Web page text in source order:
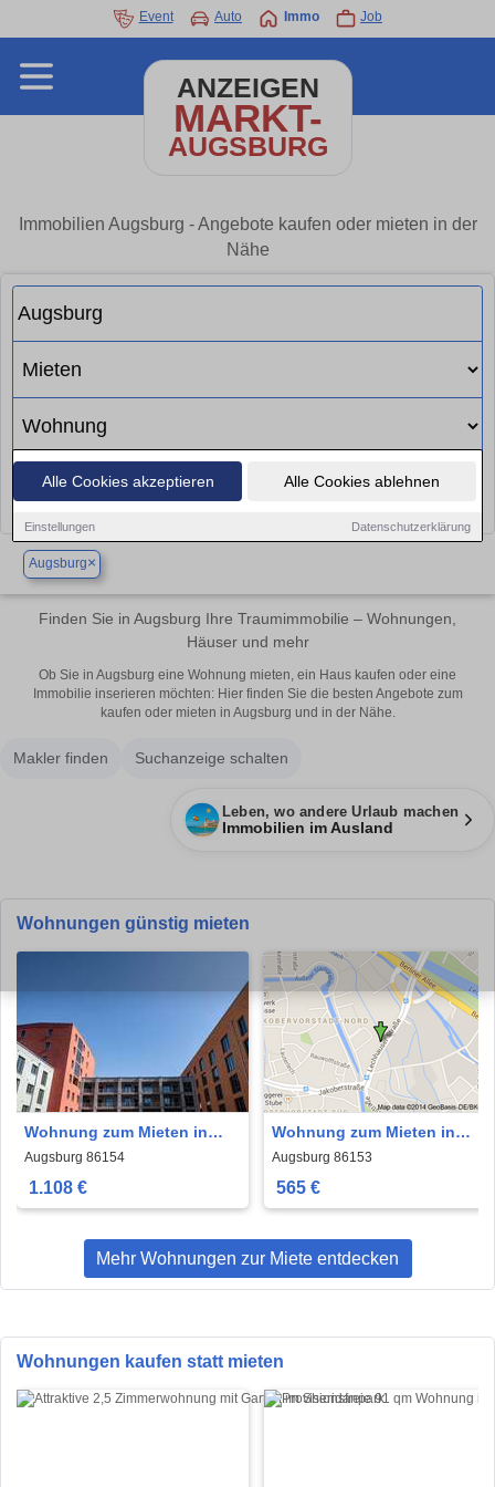
Alle Cookies akzeptieren Alle Cookies ablehnen
Einstellungen Datenschutzerklärung
Event Auto Immo Job
ANZEIGEN
MARKT-
AUGSBURG
Immobilien Augsburg - Angebote kaufen oder mieten in der
Nähe
Suchen
Augsburg×
Finden Sie in Augsburg Ihre Traumimmobilie – Wohnungen,
Häuser und mehr
Ob Sie in Augsburg eine Wohnung mieten, ein Haus kaufen oder eine
Immobilie inserieren möchten: Hier finden Sie die besten Angebote zum
kaufen oder mieten in Augsburg und in der Nähe.
Makler finden Suchanzeige schalten
Leben, wo andere Urlaub machen
Immobilien im Ausland
Wohnungen günstig mieten
Wohnung zum Mieten in
Augsburg 1.108 € 67.17 m²
Augsburg 86154
1.108 €
Wohnung zum Mieten in
Augsburg 565 € 44 m²
Augsburg 86153
565 €
Mehr Wohnungen zur Miete entdecken
Wohnungen kaufen statt mieten